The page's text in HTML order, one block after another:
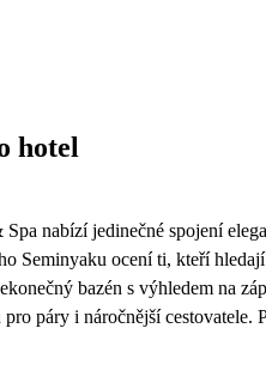
hotel
nabízí jedinečné spojení
Seminyaku ocení ti, kteří
bazén s výhledem na
páry i náročnější